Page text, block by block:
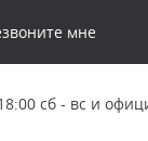
мне
сб - вс и